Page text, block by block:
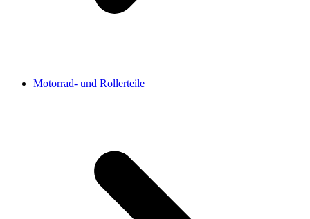
Motorrad- und Rollerteile